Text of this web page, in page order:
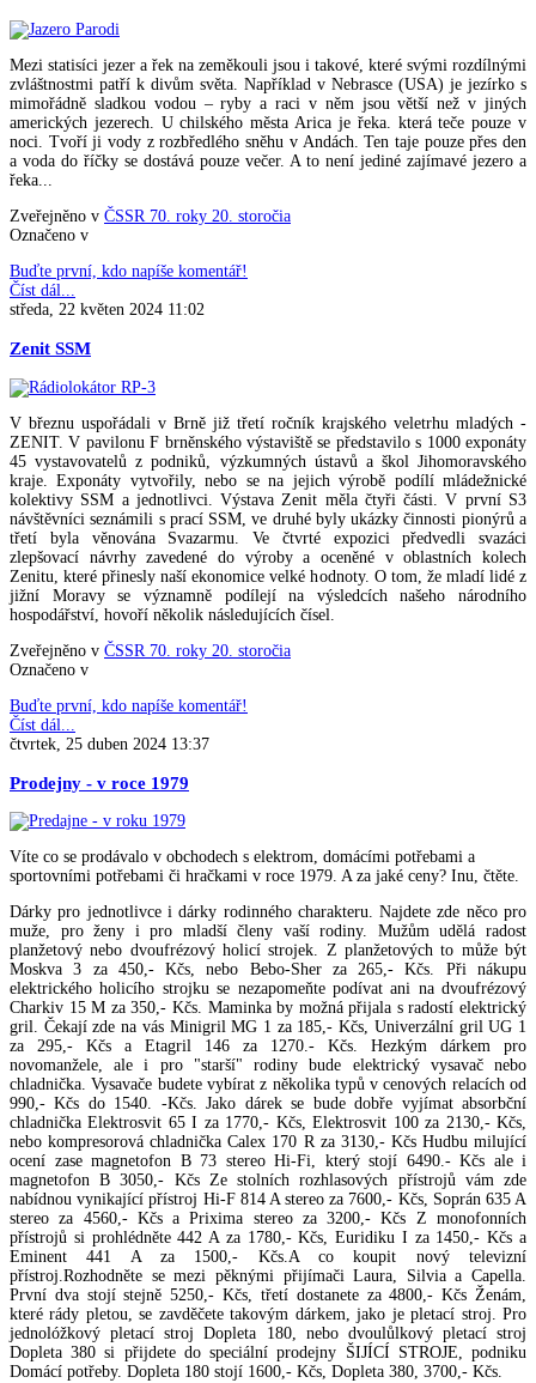
Mezi statisíci jezer a řek na zeměkouli jsou i takové, které svými rozdílnými
zvláštnostmi patří k divům světa. Například v Nebrasce (USA) je jezírko s
mimořádně sladkou vodou – ryby a raci v něm jsou větší než v jiných
amerických jezerech. U chilského města Arica je řeka. která teče pouze v
noci. Tvoří ji vody z rozbředlého sněhu v Andách. Ten taje pouze přes den
a voda do říčky se dostává pouze večer. A to není jediné zajímavé jezero a
řeka...
Zveřejněno v ČSSR 70. roky 20. storočia
Označeno v
Buďte první, kdo napíše komentář!
Číst dál...
středa, 22 květen 2024 11:02
Zenit SSM
V březnu uspořádali v Brně již třetí ročník krajského veletrhu mladých -
ZENIT. V pavilonu F brněnského výstaviště se představilo s 1000 exponáty
45 vystavovatelů z podniků, výzkumných ústavů a škol Jihomoravského
kraje. Exponáty vytvořily, nebo se na jejich výrobě podílí mládežnické
kolektivy SSM a jednotlivci. Výstava Zenit měla čtyři části. V první S3
návštěvníci seznámili s prací SSM, ve druhé byly ukázky činnosti pionýrů a
třetí byla věnována Svazarmu. Ve čtvrté expozici předvedli svazáci
zlepšovací návrhy zavedené do výroby a oceněné v oblastních kolech
Zenitu, které přinesly naší ekonomice velké hodnoty. O tom, že mladí lidé z
jižní Moravy se významně podílejí na výsledcích našeho národního
hospodářství, hovoří několik následujících čísel.
Zveřejněno v ČSSR 70. roky 20. storočia
Označeno v
Buďte první, kdo napíše komentář!
Číst dál...
čtvrtek, 25 duben 2024 13:37
Prodejny - v roce 1979
Víte co se prodávalo v obchodech s elektrom, domácími potřebami a
sportovními potřebami či hračkami v roce 1979. A za jaké ceny? Inu, čtěte.
Dárky pro jednotlivce i dárky rodinného charakteru. Najdete zde něco pro
muže, pro ženy i pro mladší členy vaší rodiny. Mužům udělá radost
planžetový nebo dvoufrézový holicí strojek. Z planžetových to může být
Moskva 3 za 450,- Kčs, nebo Bebo-Sher za 265,- Kčs. Při nákupu
elektrického holicího strojku se nezapomeňte podívat ani na dvoufrézový
Charkiv 15 M za 350,- Kčs. Maminka by možná přijala s radostí elektrický
gril. Čekají zde na vás Minigril MG 1 za 185,- Kčs, Univerzální gril UG 1
za 295,- Kčs a Etagril 146 za 1270.- Kčs. Hezkým dárkem pro
novomanžele, ale i pro "starší" rodiny bude elektrický vysavač nebo
chladnička. Vysavače budete vybírat z několika typů v cenových relacích od
990,- Kčs do 1540. -Kčs. Jako dárek se bude dobře vyjímat absorbční
chladnička Elektrosvit 65 I za 1770,- Kčs, Elektrosvit 100 za 2130,- Kčs,
nebo kompresorová chladnička Calex 170 R za 3130,- Kčs Hudbu milující
ocení zase magnetofon B 73 stereo Hi-Fi, který stojí 6490.- Kčs ale i
magnetofon B 3050,- Kčs Ze stolních rozhlasových přístrojů vám zde
nabídnou vynikající přístroj Hi-F 814 A stereo za 7600,- Kčs, Soprán 635 A
stereo za 4560,- Kčs a Prixima stereo za 3200,- Kčs Z monofonních
přístrojů si prohlédněte 442 A za 1780,- Kčs, Euridiku I za 1450,- Kčs a
Eminent 441 A za 1500,- Kčs.A co koupit nový televizní
přístroj.Rozhodněte se mezi pěknými přijímači Laura, Silvia a Capella.
První dva stojí stejně 5250,- Kčs, třetí dostanete za 4800,- Kčs Ženám,
které rády pletou, se zavděčete takovým dárkem, jako je pletací stroj. Pro
jednolóžkový pletací stroj Dopleta 180, nebo dvoulůlkový pletací stroj
Dopleta 380 si přijdete do speciální prodejny ŠIJÍCÍ STROJE, podniku
Domácí potřeby. Dopleta 180 stojí 1600,- Kčs, Dopleta 380, 3700,- Kčs.